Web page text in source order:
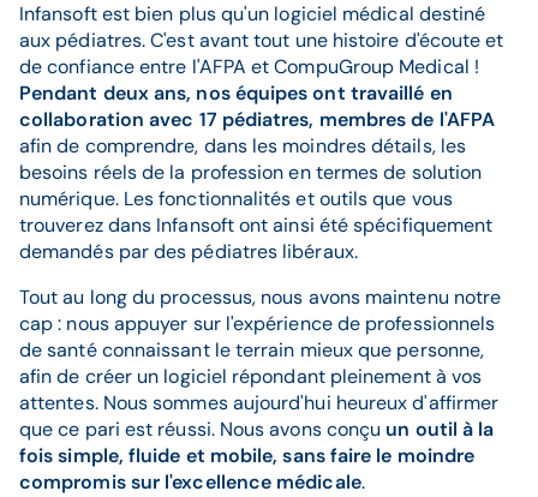
Infansoft est bien plus qu'un logiciel médical destiné
aux pédiatres. C'est avant tout une histoire d'écoute et
de confiance entre l'AFPA et CompuGroup Medical !
Pendant deux ans, nos équipes ont travaillé en
collaboration avec 17 pédiatres, membres de l'AFPA
afin de comprendre, dans les moindres détails, les
besoins réels de la profession en termes de solution
numérique. Les fonctionnalités et outils que vous
trouverez dans Infansoft ont ainsi été spécifiquement
demandés par des pédiatres libéraux.
Tout au long du processus, nous avons maintenu notre
cap : nous appuyer sur l'expérience de professionnels
de santé connaissant le terrain mieux que personne,
afin de créer un logiciel répondant pleinement à vos
attentes. Nous sommes aujourd'hui heureux d'affirmer
que ce pari est réussi. Nous avons conçu un outil à la
fois simple, fluide et mobile, sans faire le moindre
compromis sur l'excellence médicale.